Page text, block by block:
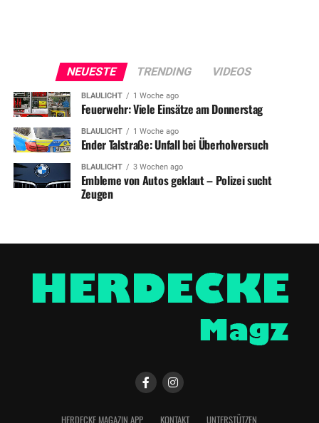
NEUESTE TRENDING VIDEOS
BLAULICHT 1 Woche ago
Feuerwehr: Viele Einsätze am Donnerstag
BLAULICHT 1 Woche ago
Ender Talstraße: Unfall bei Überholversuch
BLAULICHT 3 Wochen ago
Embleme von Autos geklaut – Polizei sucht
Zeugen
HERDECKE MAGAZIN APP KONTAKT UNTERSTÜTZEN